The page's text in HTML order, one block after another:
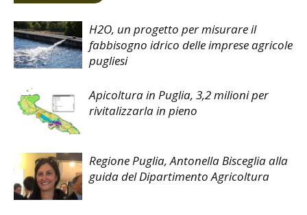
H2O, un progetto per misurare il
fabbisogno idrico delle imprese agricole
pugliesi
Apicoltura in Puglia, 3,2 milioni per
rivitalizzarla in pieno
Regione Puglia, Antonella Bisceglia alla
guida del Dipartimento Agricoltura